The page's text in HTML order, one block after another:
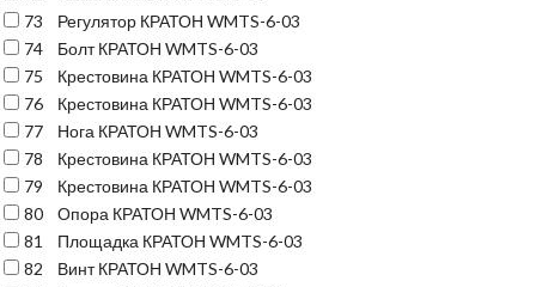
73
Регулятор КРАТОН WMTS-6-03
74
Болт КРАТОН WMTS-6-03
75
Крестовина КРАТОН WMTS-6-03
76
Крестовина КРАТОН WMTS-6-03
77
Нога КРАТОН WMTS-6-03
78
Крестовина КРАТОН WMTS-6-03
79
Крестовина КРАТОН WMTS-6-03
80
Опора КРАТОН WMTS-6-03
81
Площадка КРАТОН WMTS-6-03
82
Винт КРАТОН WMTS-6-03